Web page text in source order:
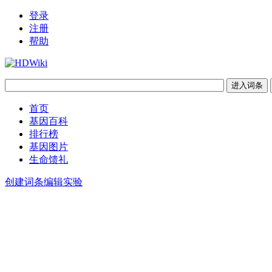
登录
注册
帮助
首页
基因百科
排行榜
基因图片
生命馈礼
创建词条编辑实验